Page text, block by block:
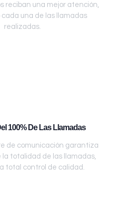
reciban una mejor atención,
una de las llamadas
realizadas.
100% De Las Llamadas
de comunicación garantiza
la totalidad de las llamadas,
total control de calidad.